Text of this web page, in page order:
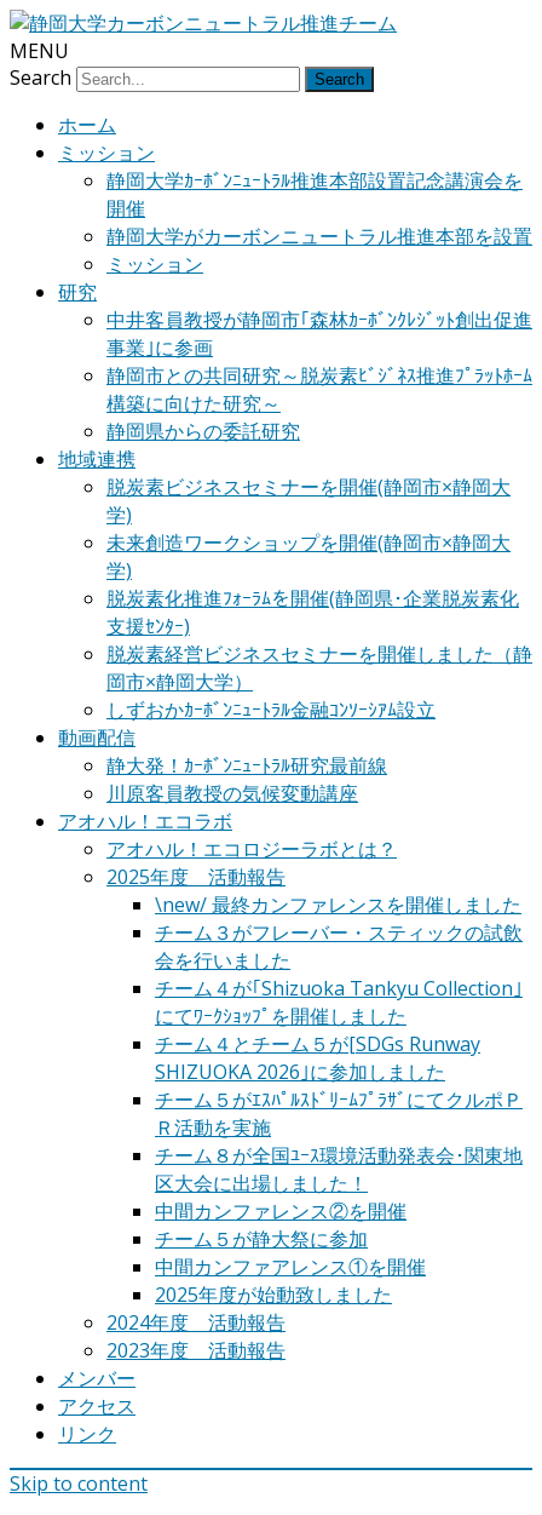
MENU
Search
ホーム
ミッション
静岡大学ｶｰﾎﾞﾝﾆｭｰﾄﾗﾙ推進本部設置記念講演会を
開催
静岡大学がカーボンニュートラル推進本部を設置
ミッション
研究
中井客員教授が静岡市｢森林ｶｰﾎﾞﾝｸﾚｼﾞｯﾄ創出促進
事業｣に参画
静岡市との共同研究～脱炭素ﾋﾞｼﾞﾈｽ推進ﾌﾟﾗｯﾄﾎｰﾑ
構築に向けた研究～
静岡県からの委託研究
地域連携
脱炭素ビジネスセミナーを開催(静岡市×静岡大
学)
未来創造ワークショップを開催(静岡市×静岡大
学)
脱炭素化推進ﾌｫｰﾗﾑを開催(静岡県･企業脱炭素化
支援ｾﾝﾀｰ)
脱炭素経営ビジネスセミナーを開催しました（静
岡市×静岡大学）
しずおかｶｰﾎﾞﾝﾆｭｰﾄﾗﾙ金融ｺﾝｿｰｼｱﾑ設立
動画配信
静大発！ｶｰﾎﾞﾝﾆｭｰﾄﾗﾙ研究最前線
川原客員教授の気候変動講座
アオハル！エコラボ
アオハル！エコロジーラボとは？
2025年度 活動報告
\new/ 最終カンファレンスを開催しました
チーム３がフレーバー・スティックの試飲
会を行いました
チーム４が｢Shizuoka Tankyu Collection｣
にてﾜｰｸｼｮｯﾌﾟを開催しました
チーム４とチーム５が[SDGs Runway
SHIZUOKA 2026｣に参加しました
チーム５がｴｽﾊﾟﾙｽﾄﾞﾘｰﾑﾌﾟﾗｻﾞにてクルポＰ
Ｒ活動を実施
チーム８が全国ﾕｰｽ環境活動発表会･関東地
区大会に出場しました！
中間カンファレンス②を開催
チーム５が静大祭に参加
中間カンファアレンス①を開催
2025年度が始動致しました
2024年度 活動報告
2023年度 活動報告
メンバー
アクセス
リンク
Skip to content